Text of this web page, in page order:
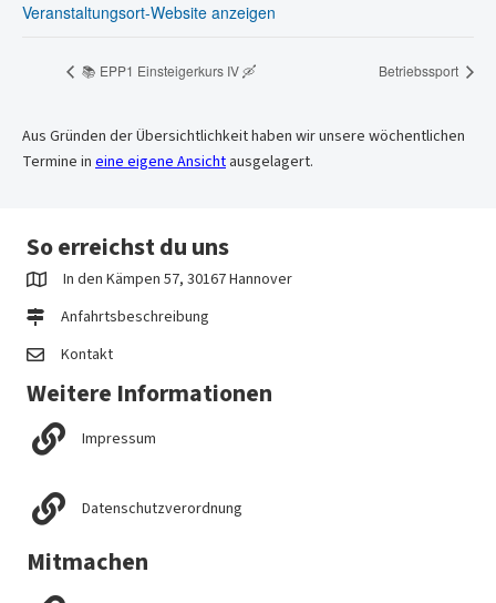
Veranstaltungsort-Website anzeigen
📚 EPP1 Einsteigerkurs IV 🛶 Betriebssport
Aus Gründen der Übersichtlichkeit haben wir unsere wöchentlichen
Termine in eine eigene Ansicht ausgelagert.
So erreichst du uns
In den Kämpen 57, 30167 Hannover
Anfahrtsbeschreibung
Kontakt
Weitere Informationen
Impressum
Datenschutzverordnung
Mitmachen